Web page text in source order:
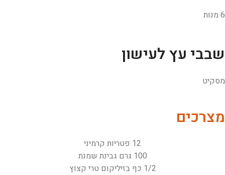
6 מנות
שבבי עץ לעישון
מסקיט
מצרכים
12 פטריות קרמיני
100 גרם גבינת שמנת
1/2 כף בזיליקום טרי קצוץ